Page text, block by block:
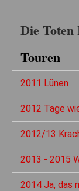
Die Toten
Touren
2011 Lünen
2012 Tage
2012/13
2013 - 2015
2014 Ja, das